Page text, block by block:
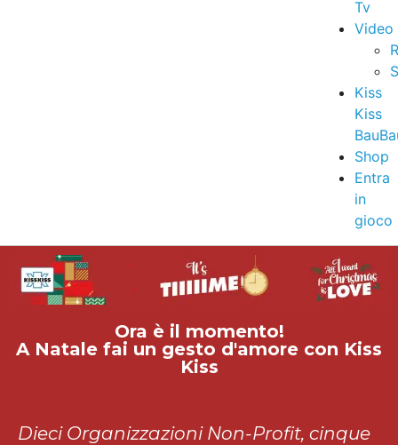
Tv
Video
Kiss
Kiss
Shop
Entra
in
gioco
Ora è il momento!
A Natale fai un gesto d'amore con Kiss
Kiss
Dieci Organizzazioni Non-Profit, cinque